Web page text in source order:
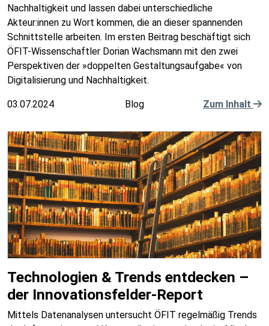
Nachhaltigkeit und lassen dabei unterschiedliche
Akteur:innen zu Wort kommen, die an dieser spannenden
Schnittstelle arbeiten. Im ersten Beitrag beschäftigt sich
ÖFIT-Wissenschaftler Dorian Wachsmann mit den zwei
Perspektiven der »doppelten Gestaltungsaufgabe« von
Digitalisierung und Nachhaltigkeit.
03.07.2024 Blog Zum Inhalt
Technologien & Trends entdecken –
der Innovationsfelder-Report
Mittels Datenanalysen untersucht ÖFIT regelmäßig Trends